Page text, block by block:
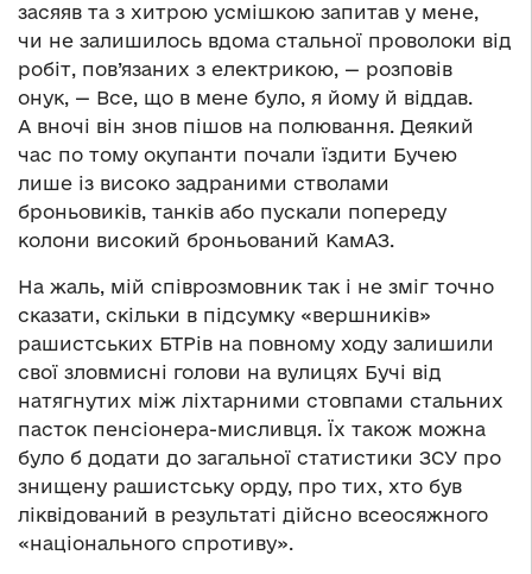
засяяв та з хитрою усмішкою запитав у мене,
чи не залишилось вдома стальної проволоки від
робіт, пов’язаних з електрикою, — розповів
онук, — Все, що в мене було, я йому й віддав.
А вночі він знов пішов на полювання. Деякий
час по тому окупанти почали їздити Бучею
лише із високо задраними стволами
броньовиків, танків або пускали попереду
колони високий броньований КамАЗ.
На жаль, мій співрозмовник так і не зміг точно
сказати, скільки в підсумку «вершників»
рашистських БТРів на повному ходу залишили
свої зловмисні голови на вулицях Бучі від
натягнутих між ліхтарними стовпами стальних
пасток пенсіонера-мисливця. Їх також можна
було б додати до загальної статистики ЗСУ про
знищену рашистську орду, про тих, хто був
ліквідований в результаті дійсно всеосяжного
«національного спротиву».